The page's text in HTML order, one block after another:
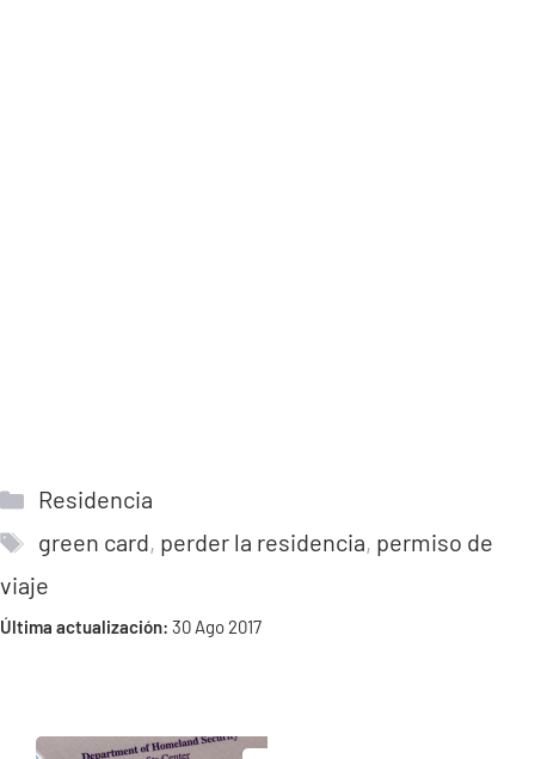
Categorías
Residencia
Etiquetas
green card, perder la residencia, permiso de
viaje
Última actualización: 30 Ago 2017